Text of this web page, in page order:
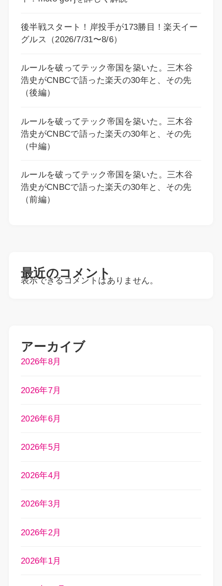
後半戦スタート！岸投手が173勝目！楽天イー
グルス（2026/7/31〜8/6）
ルールを破ってテック帝国を築いた。三木谷
浩史がCNBCで語った楽天の30年と、その先
（後編）
ルールを破ってテック帝国を築いた。三木谷
浩史がCNBCで語った楽天の30年と、その先
（中編）
ルールを破ってテック帝国を築いた。三木谷
浩史がCNBCで語った楽天の30年と、その先
（前編）
最近のコメント
表示できるコメントはありません。
アーカイブ
2026年8月
2026年7月
2026年6月
2026年5月
2026年4月
2026年3月
2026年2月
2026年1月